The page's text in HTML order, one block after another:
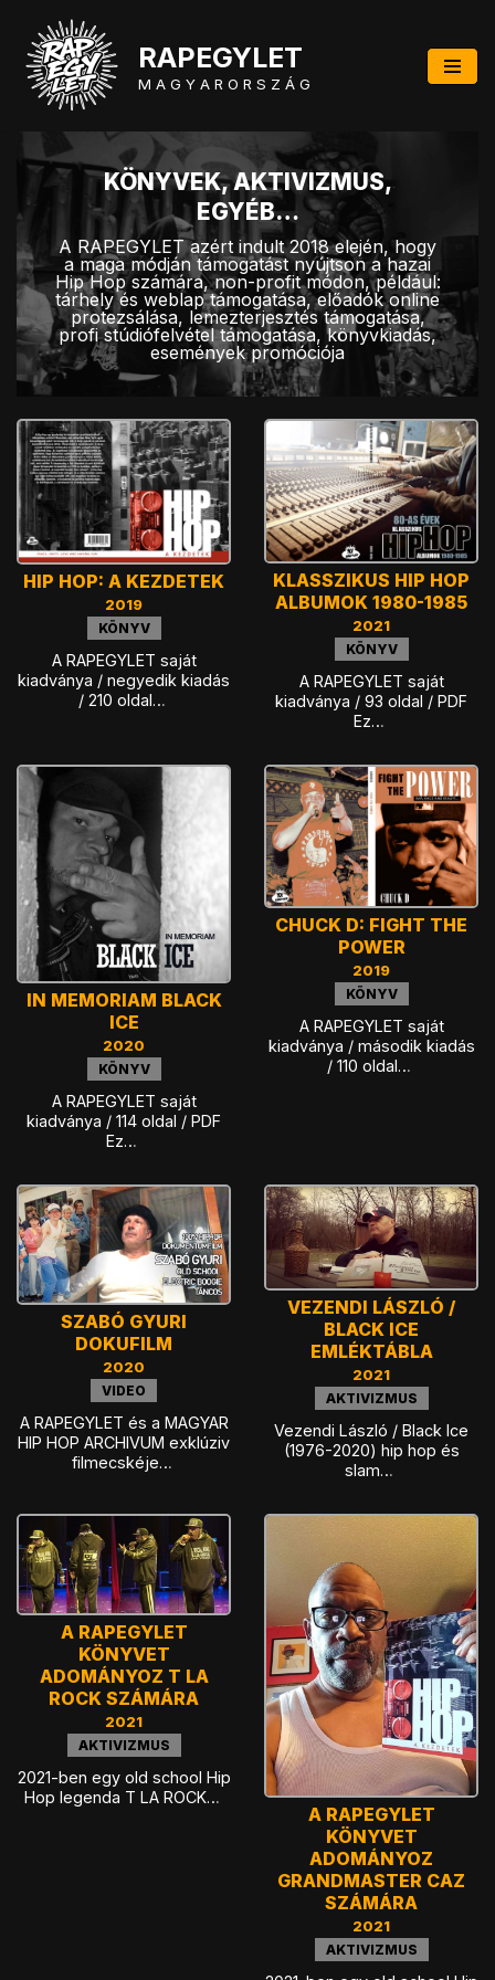
Skip
to
content
RAPEGYLET
M A G Y A R O R S Z Á G
KÖNYVEK, AKTIVIZMUS,
EGYÉB…
A RAPEGYLET azért indult 2018 elején, hogy
a maga módján támogatást nyújtson a hazai
Hip Hop számára, non-profit módon, például:
tárhely és weblap támogatása, előadók online
protezsálása, lemezterjesztés támogatása,
profi stúdiófelvétel támogatása, könyvkiadás,
események promóciója
HIP HOP: A KEZDETEK
2019
KÖNYV
A RAPEGYLET saját
kiadványa / negyedik kiadás
/ 210 oldal…
KLASSZIKUS HIP HOP
ALBUMOK 1980-1985
2021
KÖNYV
A RAPEGYLET saját
kiadványa / 93 oldal / PDF
Ez…
IN MEMORIAM BLACK
ICE
2020
KÖNYV
A RAPEGYLET saját
kiadványa / 114 oldal / PDF
Ez…
CHUCK D: FIGHT THE
POWER
2019
KÖNYV
A RAPEGYLET saját
kiadványa / második kiadás
/ 110 oldal…
SZABÓ GYURI
DOKUFILM
2020
VIDEO
A RAPEGYLET és a MAGYAR
HIP HOP ARCHIVUM exklúziv
filmecskéje…
VEZENDI LÁSZLÓ /
BLACK ICE
EMLÉKTÁBLA
2021
AKTIVIZMUS
Vezendi László / Black Ice
(1976-2020) hip hop és
slam…
A RAPEGYLET
KÖNYVET
ADOMÁNYOZ T LA
ROCK SZÁMÁRA
2021
AKTIVIZMUS
2021-ben egy old school Hip
Hop legenda T LA ROCK…
A RAPEGYLET
KÖNYVET
ADOMÁNYOZ
GRANDMASTER CAZ
SZÁMÁRA
2021
AKTIVIZMUS